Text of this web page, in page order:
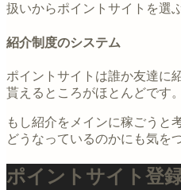
扱いからポイントサイトを選
紹介制度のシステム
ポイントサイトは誰か友達に
貰えるところがほとんどです。
もし紹介をメインに稼ごうと
どうなっているのかにも気を
ポイントサイト登